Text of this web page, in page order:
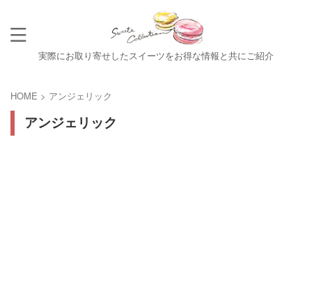
実際にお取り寄せしたスイーツをお得な情報と共にご紹介
HOME > アンジェリック
アンジェリック